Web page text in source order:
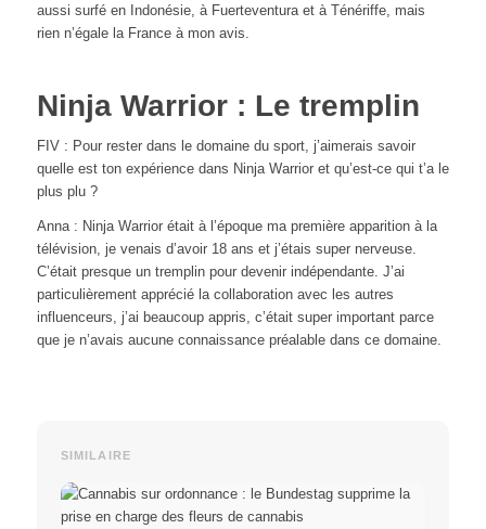
aussi surfé en Indonésie, à Fuerteventura et à Ténériffe, mais
rien n’égale la France à mon avis.
Ninja Warrior : Le tremplin
FIV : Pour rester dans le domaine du sport, j’aimerais savoir
quelle est ton expérience dans Ninja Warrior et qu’est-ce qui t’a le
plus plu ?
Anna : Ninja Warrior était à l’époque ma première apparition à la
télévision, je venais d’avoir 18 ans et j’étais super nerveuse.
C’était presque un tremplin pour devenir indépendante. J’ai
particulièrement apprécié la collaboration avec les autres
influenceurs, j’ai beaucoup appris, c’était super important parce
que je n’avais aucune connaissance préalable dans ce domaine.
SIMILAIRE